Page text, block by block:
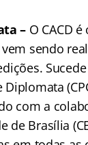
– O CACD
sendo
com a
Brasília